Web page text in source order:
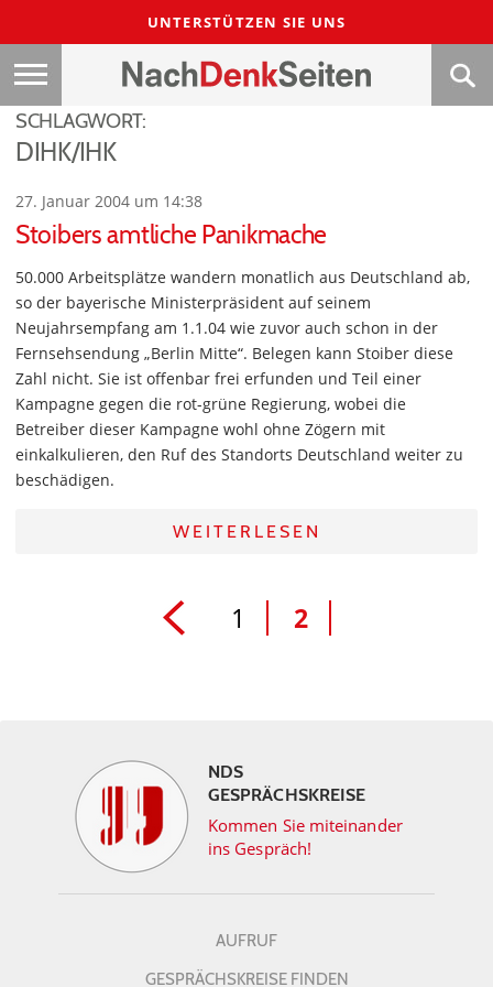
UNTERSTÜTZEN SIE UNS
SCHLAGWORT:
DIHK/IHK
27. Januar 2004 um 14:38
Stoibers amtliche Panikmache
50.000 Arbeitsplätze wandern monatlich aus Deutschland ab,
so der bayerische Ministerpräsident auf seinem
Neujahrsempfang am 1.1.04 wie zuvor auch schon in der
Fernsehsendung „Berlin Mitte“. Belegen kann Stoiber diese
Zahl nicht. Sie ist offenbar frei erfunden und Teil einer
Kampagne gegen die rot-grüne Regierung, wobei die
Betreiber dieser Kampagne wohl ohne Zögern mit
einkalkulieren, den Ruf des Standorts Deutschland weiter zu
beschädigen.
WEITERLESEN
1 2
NDS
GESPRÄCHSKREISE
Kommen Sie miteinander
ins Gespräch!
AUFRUF
GESPRÄCHSKREISE FINDEN